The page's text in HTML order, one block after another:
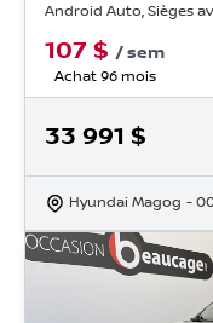
Android Auto, Sièges
107 $ /sem
Achat 96 mois
33 991 $
Hyundai Magog -